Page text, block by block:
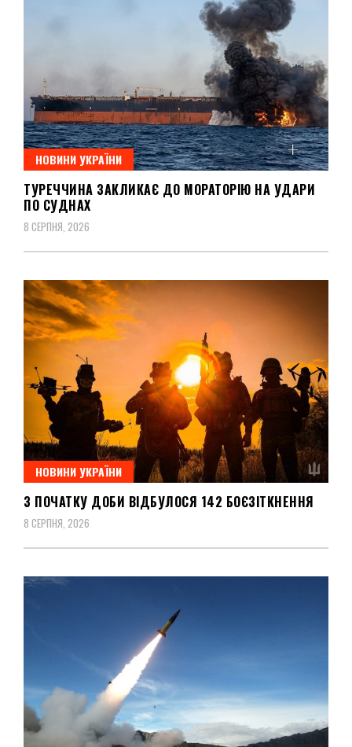
НОВИНИ УКРАЇНИ
ТУРЕЧЧИНА ЗАКЛИКАЄ ДО МОРАТОРІЮ НА УДАРИ
ПО СУДНАХ
8 СЕРПНЯ, 2026
НОВИНИ УКРАЇНИ
З ПОЧАТКУ ДОБИ ВІДБУЛОСЯ 142 БОЄЗІТКНЕННЯ
8 СЕРПНЯ, 2026